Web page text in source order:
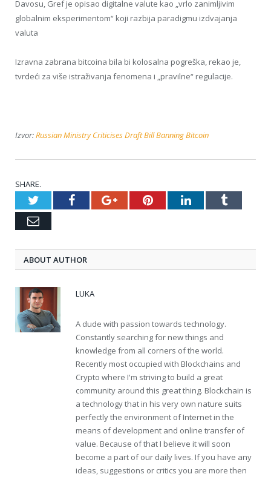
Davosu, Gref je opisao digitalne valute kao „vrlo zanimljivim
globalnim eksperimentom“ koji razbija paradigmu izdvajanja
valuta
Izravna zabrana bitcoina bila bi kolosalna pogreška, rekao je,
tvrdeći za više istraživanja fenomena i „pravilne“ regulacije.
Izvor:Russian Ministry Criticises Draft Bill Banning Bitcoin
SHARE.
TwitterFacebookGoogle+PinterestLinkedInTumblr
Email
ABOUT AUTHOR
LUKA
A dude with passion towards technology.
Constantly searching for new things and
knowledge from all corners of the world.
Recently most occupied with Blockchains and
Crypto where I'm striving to build a great
community around this great thing. Blockchain is
a technology that in his very own nature suits
perfectly the environment of Internet in the
means of development and online transfer of
value. Because of that I believe it will soon
become a part of our daily lives. If you have any
ideas, suggestions or critics you are more then